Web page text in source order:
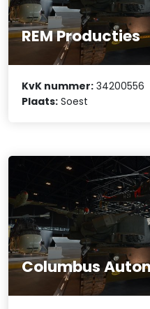
REM Producties
KvK nummer: 34200556
Plaats: Soest
Columbus